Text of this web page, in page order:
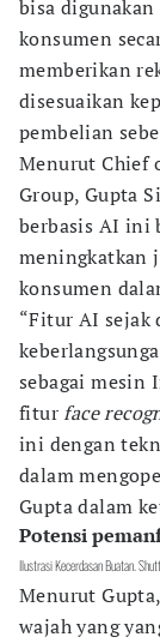
bisa
konsumen
memberikan
disesuaikan
pembelian
Menurut Chief
Group, Gupta
berbasis AI ini
meningkatkan
konsumen
“Fitur AI sejak
sebagai mesin
fiturface
ini dengan
dalam
Gupta dalam
Potensi
Ilustrasi Kecerdasan Buatan.
Menurut
wajah yang